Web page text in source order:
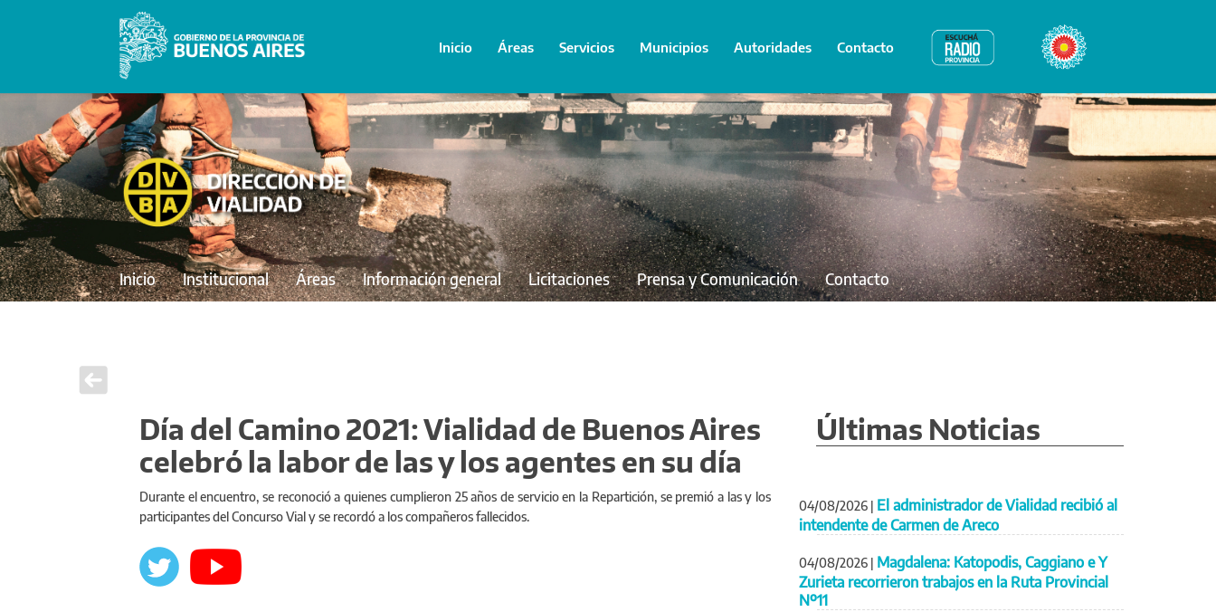
Inicio Áreas Servicios Municipios Autoridades Contacto Radio Provincia Bicentenario
Inicio Institucional Áreas Información general Licitaciones Prensa y Comunicación Contacto
Día del Camino 2021: Vialidad de Buenos Aires
celebró la labor de las y los agentes en su día
Durante el encuentro, se reconoció a quienes cumplieron 25 años de servicio en la Repartición, se premió a las y los
participantes del Concurso Vial y se recordó a los compañeros fallecidos.
Últimas Noticias
04/08/2026 | El administrador de Vialidad recibió al
intendente de Carmen de Areco
04/08/2026 | Magdalena: Katopodis, Caggiano e Y
Zurieta recorrieron trabajos en la Ruta Provincial
Nº11